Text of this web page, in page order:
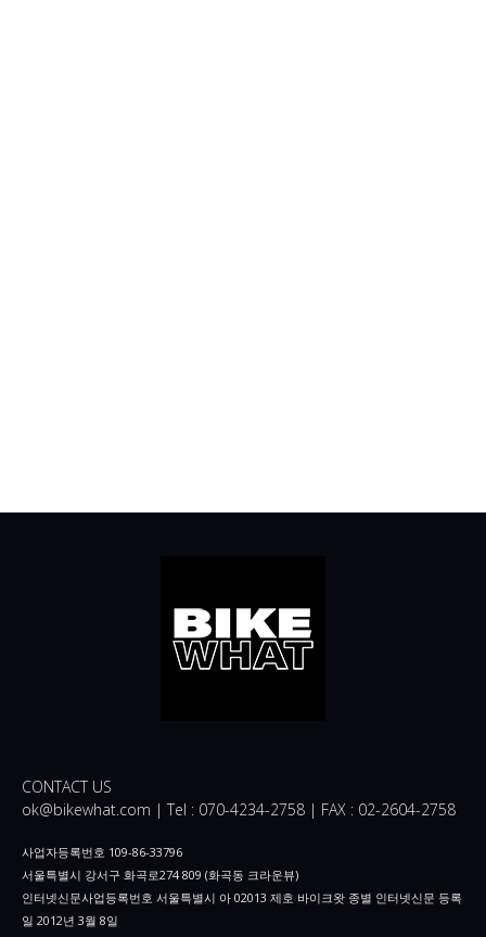
CONTACT US
ok@bikewhat.com | Tel : 070-4234-2758 | FAX : 02-2604-2758
사업자등록번호 109-86-33796
서울특별시 강서구 화곡로274 809 (화곡동 크라운뷰)
인터넷신문사업등록번호 서울특별시 아 02013 제호 바이크왓 종별 인터넷신문 등록
일 2012년 3월 8일